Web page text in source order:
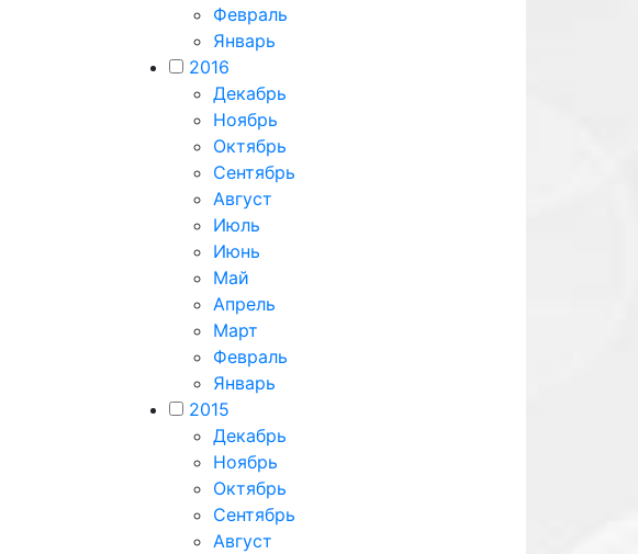
Февраль
Январь
2016
Декабрь
Ноябрь
Октябрь
Сентябрь
Август
Июль
Июнь
Май
Апрель
Март
Февраль
Январь
2015
Декабрь
Ноябрь
Октябрь
Сентябрь
Август